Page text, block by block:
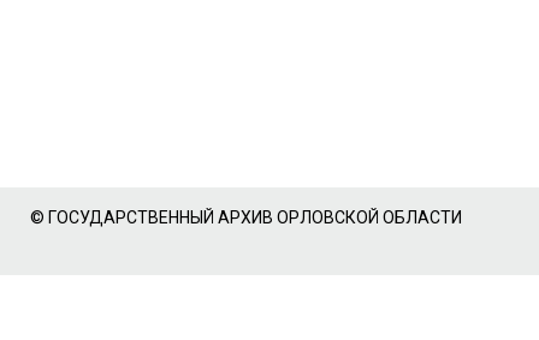
© ГОСУДАРСТВЕННЫЙ АРХИВ ОРЛОВСКОЙ ОБЛАСТИ